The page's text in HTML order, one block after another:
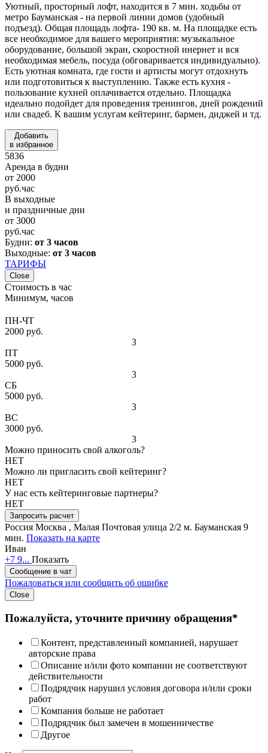
Уютный, просторный лофт, находится в 7 мин. ходьбы от
метро Бауманская - на первой линии домов (удобный
подъезд). Общая площадь лофта- 190 кв. м. На площадке есть
все необходимое для вашего мероприятия: музыкальное
оборудование, большой экран, скоростной инернет и вся
необходимая мебель, посуда (обговаривается индивидуально).
Есть уютная комната, где гости и артисты могут отдохнуть
или подготовиться к выступлению. Также есть кухня -
пользование кухней оплачивается отдельно. Площадка
идеально подойдет для проведения тренингов, дней рождений
или свадеб. К вашим услугам кейтеринг, бармен, диджей и тд.
Добавить
в избранное
5836
Аренда в будни
от 2000
руб.час
В выходные
и праздничные дни
от 3000
руб.час
Будни: от 3 часов
Выходные: от 3 часов
ТАРИФЫ
Close
Стоимость в час
Минимум, часов
ПН-ЧТ
2000 руб.
3
ПТ
5000 руб.
3
СБ
5000 руб.
3
ВС
3000 руб.
3
Можно приносить свой алкоголь?
НЕТ
Можно ли пригласить свой кейтеринг?
НЕТ
У нас есть кейтеринговые партнеры?
НЕТ
Запросить расчет
Россия Москва , Малая Почтовая улица 2/2 м. Бауманская 9
мин. Показать на карте
Иван
+7 9... Показать
Сообщение в чат
Пожаловаться или сообщить об ошибке
Close
Пожалуйста, уточните причину обращения*
Контент, представленный компанией, нарушает
авторские права
Описание и/или фото компании не соответствуют
действительности
Подрядчик нарушил условия договора и/или сроки
работ
Компания больше не работает
Подрядчик был замечен в мошенничестве
Другое